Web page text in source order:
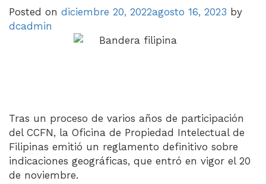
Posted on diciembre 20, 2022agosto 16, 2023 by
dcadmin
Tras un proceso de varios años de participación
del CCFN, la Oficina de Propiedad Intelectual de
Filipinas emitió un reglamento definitivo sobre
indicaciones geográficas, que entró en vigor el 20
de noviembre.